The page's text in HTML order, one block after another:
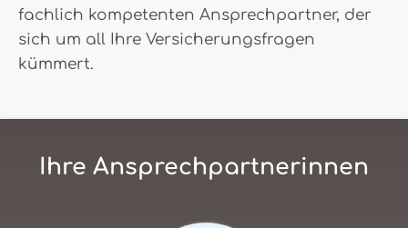
fachlich kompetenten Ansprechpartner, der
sich um all Ihre Versicherungsfragen
kümmert.
Ihre Ansprechpartnerinnen